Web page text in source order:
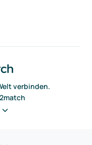
verbinden.